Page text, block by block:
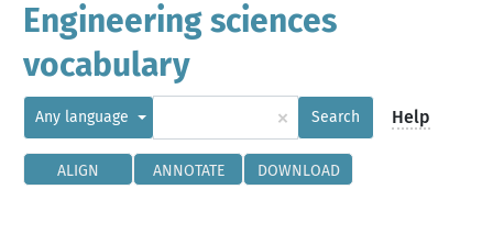
Engineering sciences
vocabulary
Any language × Search Help
ALIGN ANNOTATE DOWNLOAD